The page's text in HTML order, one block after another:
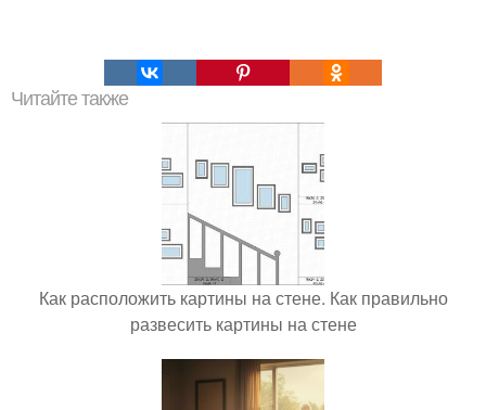
Читайте также
Как расположить картины на стене. Как правильно
развесить картины на стене